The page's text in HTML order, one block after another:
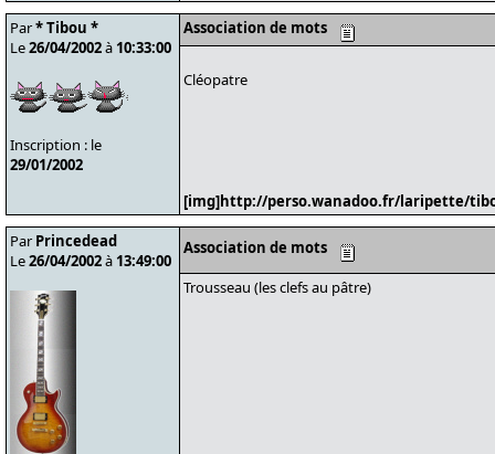
Par* Tibou *
Le26/04/2002à 10:33:00
Inscription : le
29/01/2002
Association de mots
Cléopatre
[img]http://perso.wanadoo.fr/laripette/
Par Princedead
Le26/04/2002à 13:49:00
Association de mots
Trousseau (les clefs au pâtre)